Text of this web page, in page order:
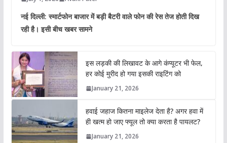
नई दिल्ली: स्मार्टफोन बाजार में बड़ी बैटरी वाले फोन की रेस तेज होती दिख
रही है। इसी बीच खबर सामने
इस लड़की की लिखावट के आगे कंप्यूटर भी फेल,
हर कोई मुरीद हो गया इसकी राइटिंग को
January 21, 2026
हवाई जहाज कितना माइलेज देता है? अगर हवा में
ही खत्म हो जाए फ्यूल तो क्या करता है पायलट?
January 21, 2026